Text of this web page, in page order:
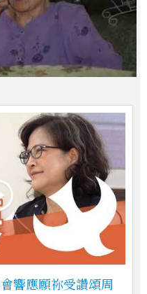
響應願祢受讚頌周